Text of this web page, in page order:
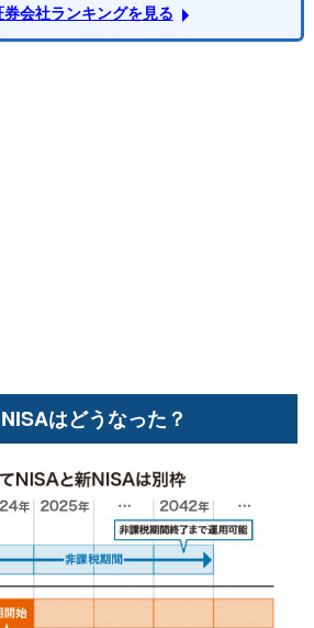
会社ランキングを見る
はどうなった？